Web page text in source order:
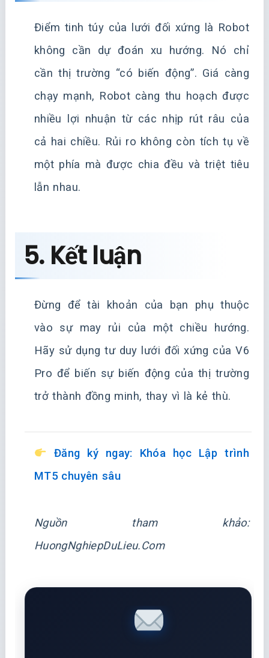
Điểm tinh túy của lưới đối xứng là Robot
không cần dự đoán xu hướng. Nó chỉ
cần thị trường “có biến động”. Giá càng
chạy mạnh, Robot càng thu hoạch được
nhiều lợi nhuận từ các nhịp rút râu của
cả hai chiều. Rủi ro không còn tích tụ về
một phía mà được chia đều và triệt tiêu
lẫn nhau.
5. Kết luận
Đừng để tài khoản của bạn phụ thuộc
vào sự may rủi của một chiều hướng.
Hãy sử dụng tư duy lưới đối xứng của V6
Pro để biến sự biến động của thị trường
trở thành đồng minh, thay vì là kẻ thù.
Đăng ký ngay: Khóa học Lập trình
MT5 chuyên sâu
Nguồn tham khảo:
HuongNghiepDuLieu.Com